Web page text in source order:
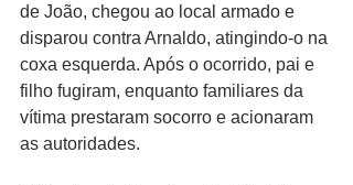
de João, chegou ao local armado e
disparou contra Arnaldo, atingindo-o na
coxa esquerda. Após o ocorrido, pai e
filho fugiram, enquanto familiares da
vítima prestaram socorro e acionaram
as autoridades.